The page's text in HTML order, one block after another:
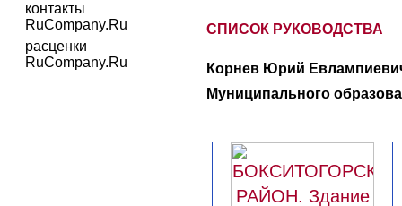
контакты
RuCompany.Ru
расценки
RuCompany.Ru
СПИСОК РУКОВОДСТВА
Корнев Юрий
Муниципального